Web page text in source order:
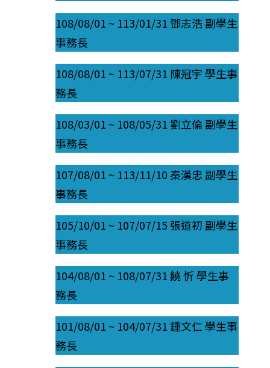
108/08/01 ~ 113/01/31 鄧志浩 副學生
事務長
108/08/01 ~ 113/07/31 陳冠宇 學生事
務長
108/03/01 ~ 108/05/31 劉立倫 副學生
事務長
107/08/01 ~ 113/11/10 秦漢忠 副學生
事務長
105/10/01 ~ 107/07/15 張道初 副學生
事務長
104/08/01 ~ 108/07/31 饒 忻 學生事
務長
101/08/01 ~ 104/07/31 鍾文仁 學生事
務長